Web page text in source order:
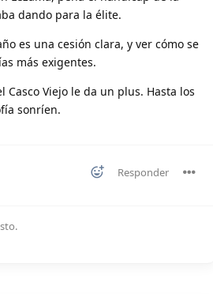
dando para la élite.
es una cesión clara, y ver cómo se
más exigentes.
Casco Viejo le da un plus. Hasta los
sonríen.
Responder
.